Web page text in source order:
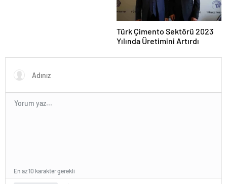
Türk Çimento Sektörü 2023
Yılında Üretimini Artırdı
En az 10 karakter gerekli